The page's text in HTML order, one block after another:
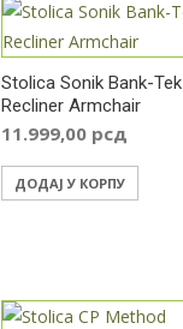
Stolica Sonik Bank-Tek
Recliner Armchair
11.999,00 рсд
ДОДАЈ У КОРПУ